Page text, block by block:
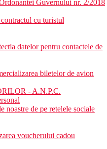
nu este inclusa in pretul turului si
direct la receptia hotelului.
obligatia de a plati taxa
de hotel. Taxa nu este inclusa in
client la receptia hotelului.
sunt (Aprilie – Octombrie): 5.00
noapte.
Guvernului nr. 2/2018
cu turistul
datelor pentru contactele de
biletelor de avion
- A.N.P.C.
noastre de pe retelele sociale
voucherului cadou